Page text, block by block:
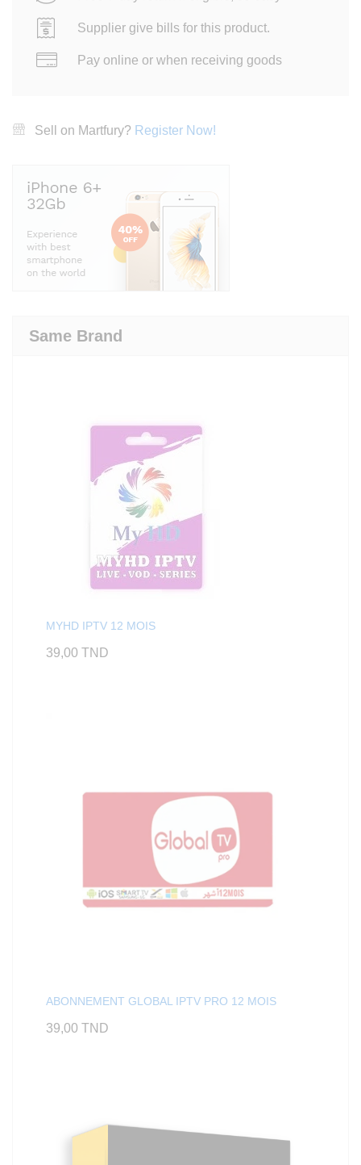
Supplier give bills for this product.
Pay online or when receiving goods
Sell on Martfury? Register Now!
Same Brand
MYHD IPTV 12 MOIS
39,00 TND
ABONNEMENT GLOBAL IPTV PRO 12 MOIS
39,00 TND